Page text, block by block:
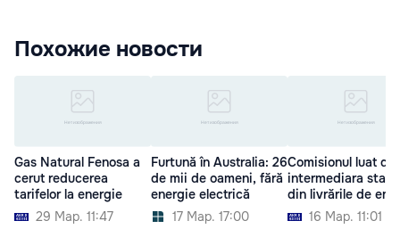
Похожие новости
Gas Natural Fenosa a
cerut reducerea
tarifelor la energie
29 Мар. 11:47
Furtună în Australia: 26
de mii de oameni, fără
energie electrică
17 Мар. 17:00
Comisionul luat de
intermediara
din livrările de
16 Мар. 11:01